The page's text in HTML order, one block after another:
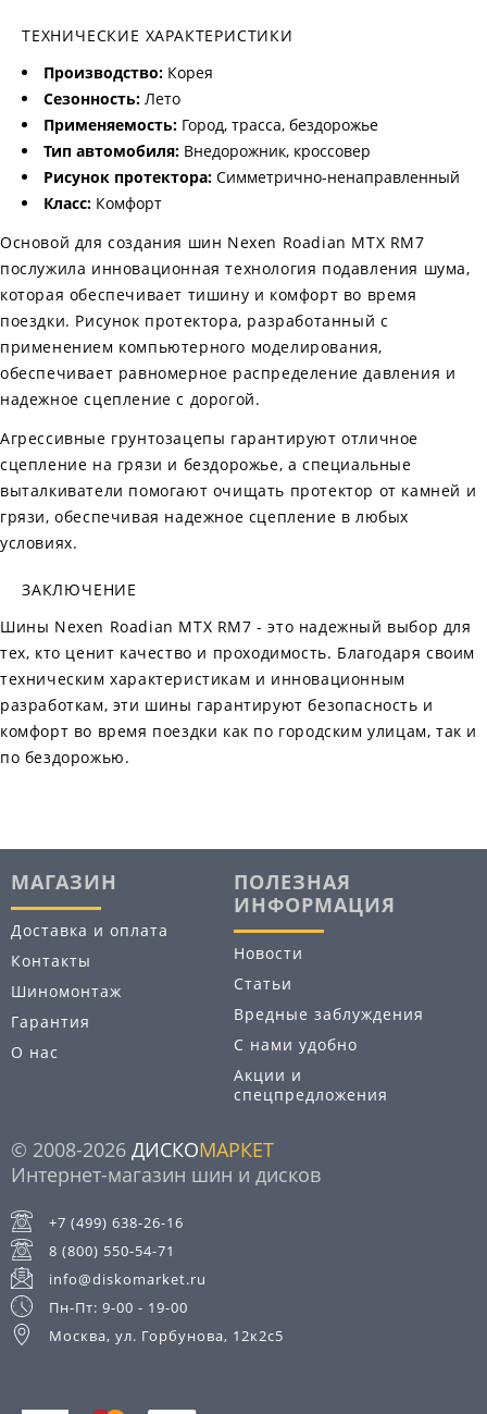
ТЕХНИЧЕСКИЕ ХАРАКТЕРИСТИКИ
Производство: Корея
Сезонность: Лето
Применяемость: Город, трасса, бездорожье
Тип автомобиля: Внедорожник, кроссовер
Рисунок протектора: Симметрично-ненаправленный
Класс: Комфорт
Основой для создания шин Nexen Roadian MTX RM7
послужила инновационная технология подавления шума,
которая обеспечивает тишину и комфорт во время
поездки. Рисунок протектора, разработанный с
применением компьютерного моделирования,
обеспечивает равномерное распределение давления и
надежное сцепление с дорогой.
Агрессивные грунтозацепы гарантируют отличное
сцепление на грязи и бездорожье, а специальные
выталкиватели помогают очищать протектор от камней и
грязи, обеспечивая надежное сцепление в любых
условиях.
ЗАКЛЮЧЕНИЕ
Шины Nexen Roadian MTX RM7 - это надежный выбор для
тех, кто ценит качество и проходимость. Благодаря своим
техническим характеристикам и инновационным
разработкам, эти шины гарантируют безопасность и
комфорт во время поездки как по городским улицам, так и
по бездорожью.
МАГАЗИН
Доставка и оплата
Контакты
Шиномонтаж
Гарантия
О нас
ПОЛЕЗНАЯ
ИНФОРМАЦИЯ
Новости
Статьи
Вредные заблуждения
С нами удобно
Акции и
спецпредложения
© 2008-2026 ДИСКОМАРКЕТ
Интернет-магазин шин и дисков
+7 (499) 638-26-16
8 (800) 550-54-71
info@diskomarket.ru
Пн-Пт: 9-00 - 19-00
Москва, ул. Горбунова, 12к2с5